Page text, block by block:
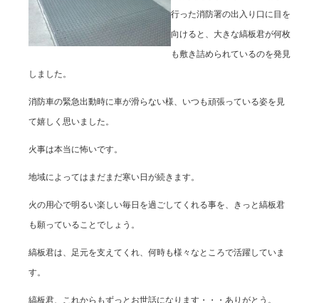
行った消防署の出入り口に目を
向けると、大きな縞板君が何枚
も敷き詰められているのを発見
しました。
消防車の緊急出動時に車が滑らない様、いつも頑張っている姿を見
て嬉しく思いました。
火事は本当に怖いです。
地域によってはまだまだ寒い日が続きます。
火の用心で明るい楽しい毎日を過ごしてくれる事を、きっと縞板君
も願っていることでしょう。
縞板君は、足元を支えてくれ、何時も様々なところで活躍していま
す。
縞板君、これからもずっとお世話になります・・・ありがとう。